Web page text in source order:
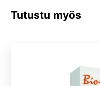
Tutustu myös